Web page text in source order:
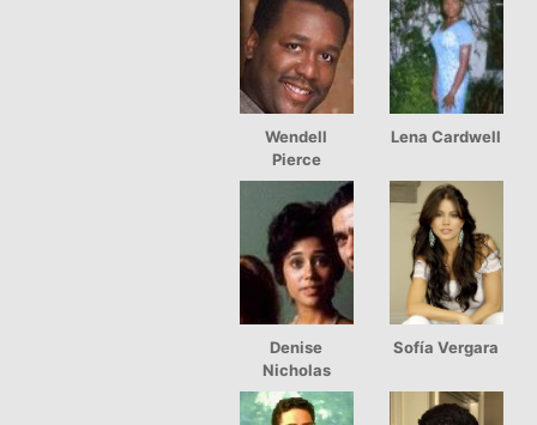
Wendell
Pierce
Lena Cardwell
Denise
Nicholas
Sofía Vergara